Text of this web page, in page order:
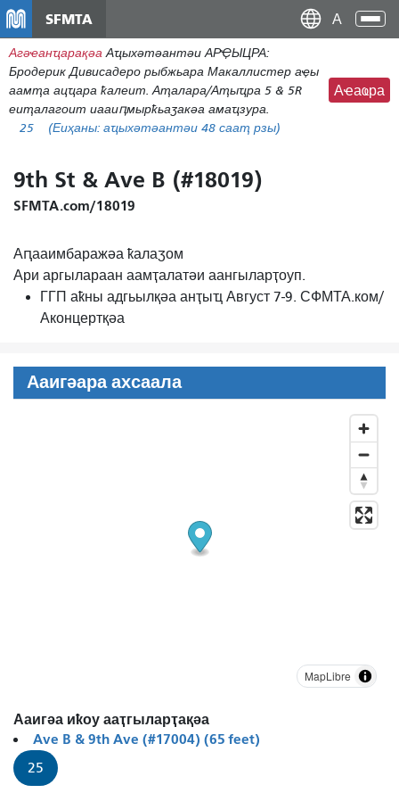
主
內
容
SFMTA
Агәҽанҵарақәа Аҵыхәтәантәи АРҾЫЦРА:
Бродерик Дивисадеро рыбжьара Макаллистер аҿы
аамҭа ацҵара ҟалеит. Аҭалара/Аҭыҵра 5 & 5R
еиҭалагоит иааиԥмырҟьаӡакәа амаҵзура.
25
(Еиҳаны: аҵыхәтәантәи 48 сааҭ рзы)
Аҽаҩра
9th St & Ave B (#18019)
SFMTA.com/18019
Аԥааимбаражәа ҟалаӡом
Ари аргылараан аамҭалатәи аангыларҭоуп.
ГГП аҟны адгьылқәа анҭыҵ Август 7-9. СФМТА.ком/
Аконцертқәа
Ааигәара ахсаала
MapLibre
Ааигәа иҟоу ааҭгыларҭақәа
Ave B & 9th Ave (#17004) (65 feet)
25